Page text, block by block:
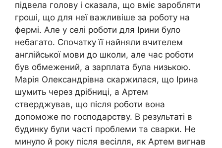
підвела голову і сказала, що вміє заробляти
гроші, що для неї важливіше за роботу на
фермі. Але у селі роботи для Ірини було
небагато. Спочатку її найняли вчителем
англійської мови до школи, але час роботи
був обмежений, а зарплата була низькою.
Марія Олександрівна скаржилася, що Ірина
шумить через дрібниці, а Артем
стверджував, що після роботи вона
допоможе по господарству. В результаті в
будинку були часті проблеми та сварки. Не
минуло й року після весілля, як Артем вигнав